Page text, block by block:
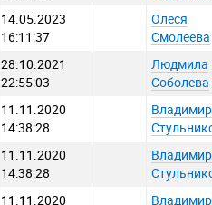
14.05.2023
16:11:37
Олеся
Смолеева
28.10.2021
22:55:03
Людмила
Соболева
11.11.2020
14:38:28
Владимир
11.11.2020
14:38:28
Владимир
11.11.2020 Владимир